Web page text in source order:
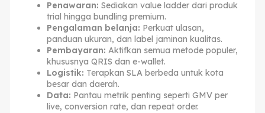
Penawaran: Sediakan value ladder dari produk
trial hingga bundling premium.
Pengalaman belanja: Perkuat ulasan,
panduan ukuran, dan label jaminan kualitas.
Pembayaran: Aktifkan semua metode populer,
khususnya QRIS dan e-wallet.
Logistik: Terapkan SLA berbeda untuk kota
besar dan daerah.
Data: Pantau metrik penting seperti GMV per
live, conversion rate, dan repeat order.